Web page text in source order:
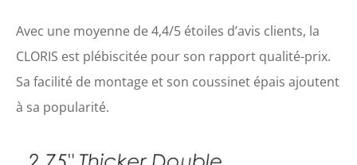
Avec une moyenne de 4,4/5 étoiles d’avis clients, la
CLORIS est plébiscitée pour son rapport qualité-prix.
Sa facilité de montage et son coussinet épais ajoutent
à sa popularité.